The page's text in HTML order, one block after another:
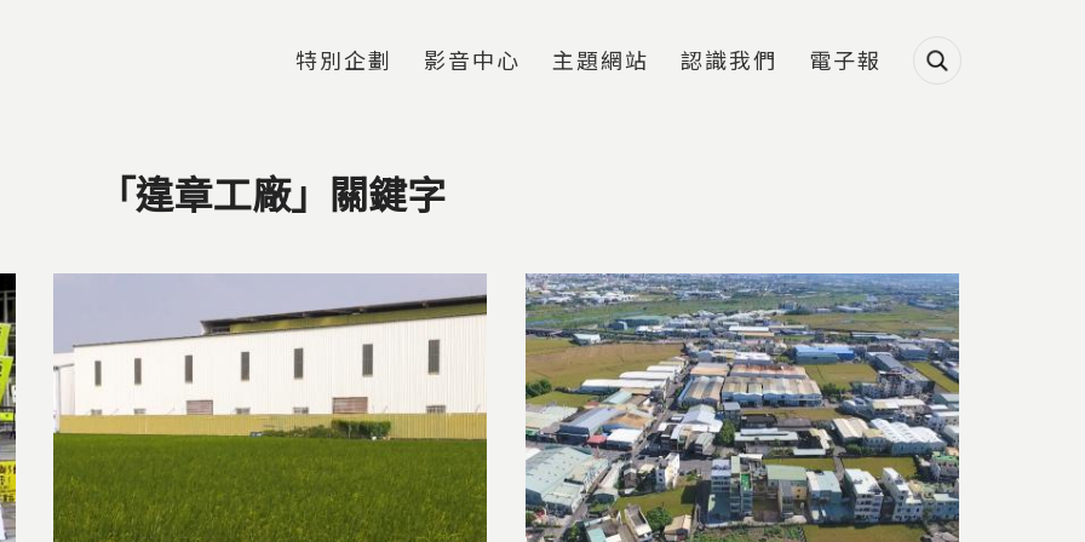
特別企劃 影音中心 主題網站 認識我們 電子報
「違章工廠」關鍵字